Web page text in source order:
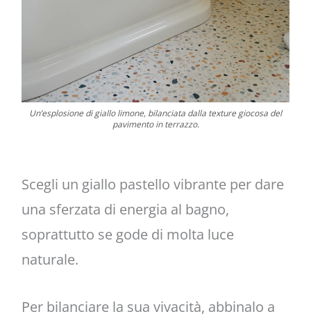
Un’esplosione di giallo limone, bilanciata dalla texture giocosa del
pavimento in terrazzo.
Scegli un giallo pastello vibrante per dare
una sferzata di energia al bagno,
soprattutto se gode di molta luce
naturale.
Per bilanciare la sua vivacità, abbinalo a